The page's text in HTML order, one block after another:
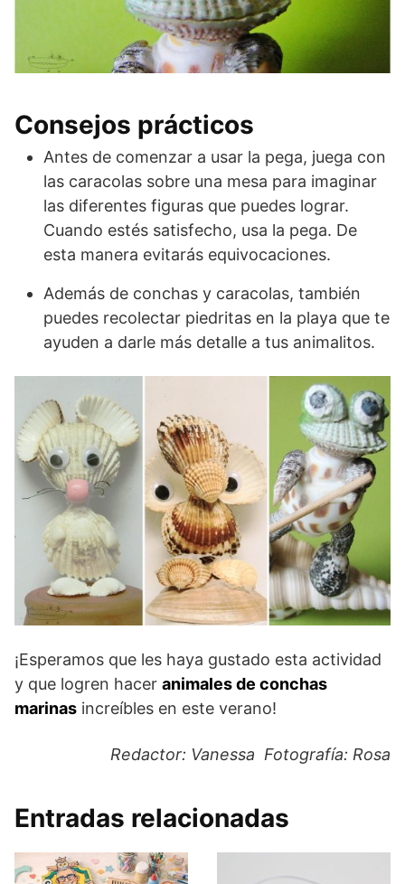
Consejos prácticos
Antes de comenzar a usar la pega, juega con
las caracolas sobre una mesa para imaginar
las diferentes figuras que puedes lograr.
Cuando estés satisfecho, usa la pega. De
esta manera evitarás equivocaciones.
Además de conchas y caracolas, también
puedes recolectar piedritas en la playa que te
ayuden a darle más detalle a tus animalitos.
¡Esperamos que les haya gustado esta actividad
y que logren hacer animales de conchas
marinas increíbles en este verano!
Redactor: Vanessa Fotografía: Rosa
Entradas relacionadas